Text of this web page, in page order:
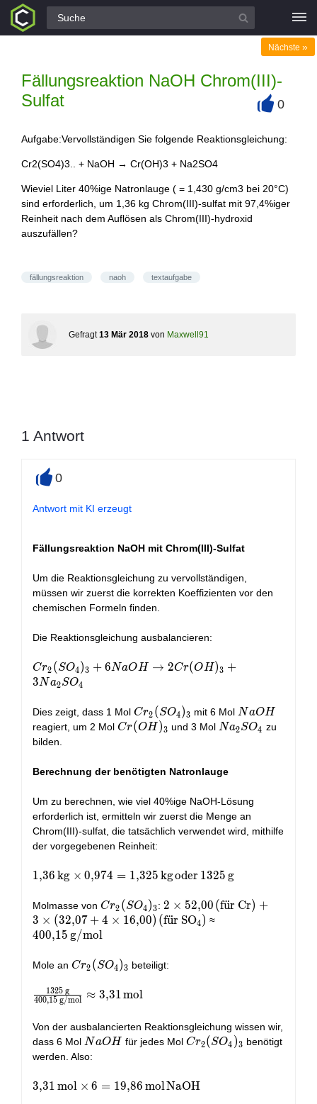
Alle Fragen
Fällungsreaktion NaOH Chrom(III)-
Sulfat
Nächste »
0
Aufgabe:Vervollständigen Sie folgende Reaktionsgleichung:
Cr2(SO4)3.. + NaOH → Cr(OH)3 + Na2SO4
Wieviel Liter 40%ige Natronlauge ( = 1,430 g/cm3 bei 20°C)
sind erforderlich, um 1,36 kg Chrom(III)-sulfat mit 97,4%iger
Reinheit nach dem Auflösen als Chrom(III)-hydroxid
auszufällen?
fällungsreaktion naoh textaufgabe
Gefragt 13 Mär 2018 von Maxwell91
1 Antwort
0
Antwort mit KI erzeugt
Fällungsreaktion NaOH mit Chrom(III)-Sulfat
Um die Reaktionsgleichung zu vervollständigen,
müssen wir zuerst die korrekten Koeffizienten vor den
chemischen Formeln finden.
Die Reaktionsgleichung ausbalancieren:
Cr_2(SO_4)_3
+ 6NaOH
2Cr(OH)_3 +
3Na_2SO_4
Cr2 (SO4 )3 + 6NaOH → 2Cr(OH )3 +
3Na2SO4
Dies zeigt, dass 1 Mol Cr_2(SO_4)_3
Cr2 (SO4 )3 mit 6 Mol NaOH
NaOH
reagiert, um 2 Mol Cr(OH)_3
Cr(OH )3 und 3 Mol Na_2SO_4
Na2SO4 zu
bilden.
Berechnung der benötigten Natronlauge
Um zu berechnen, wie viel 40%ige NaOH-Lösung
erforderlich ist, ermitteln wir zuerst die Menge an
Chrom(III)-sulfat, die tatsächlich verwendet wird, mithilfe
der vorgegebenen Reinheit:
1,36 \,
\times
0,974 =
1,325 \,
\,
\text{oder}
\, 1325 \,
\text{g}
1,36 kg × 0,974 = 1,325 kgoder 1325 g
Molmasse von Cr_2(SO_4)_3
Cr2 (SO4 )3:2 \times
52,00 \,
\times
SO}_4)
2 × 52,00 (fu
¨r Cr) +
3 × (32,07 + 4 × 16,00) (fu
¨r SO4 ) ≈
400,15 g/mol
Mole an Cr_2(SO_4)_3
Cr2 (SO4 )3 beteiligt:
\frac{1325 \,
\text{g}}
{400,15 \,
\text{g/mol}}
\approx 3,31
400,15 g/mol
1325 g ≈ 3,31mol
Von der ausbalancierten Reaktionsgleichung wissen wir,
dass 6 Mol NaOH
NaOH für jedes Mol Cr_2(SO_4)_3
Cr2(SO4 )3 benötigt
werden. Also:
3,31 \,
3,31 mol × 6 = 19,86 molNaOH